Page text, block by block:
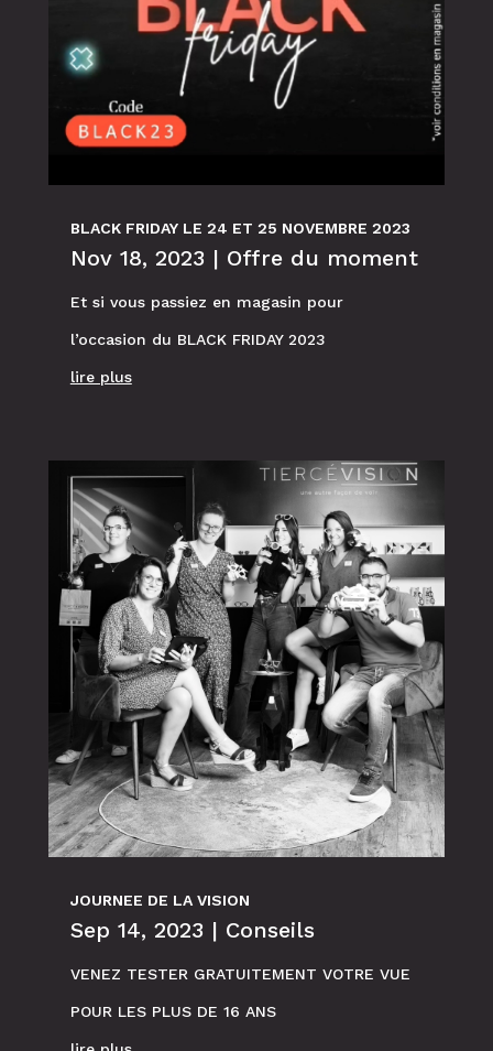
BLACK FRIDAY LE 24 ET 25 NOVEMBRE 2023
Nov 18, 2023 | Offre du moment
Et si vous passiez en magasin pour
l’occasion du BLACK FRIDAY 2023
lire plus
JOURNEE DE LA VISION
Sep 14, 2023 | Conseils
VENEZ TESTER GRATUITEMENT VOTRE VUE
POUR LES PLUS DE 16 ANS